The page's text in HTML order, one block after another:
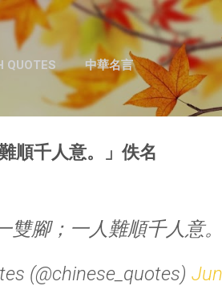
跳至主要內容
QUOTES 中華名言
順千人意。」佚名
雙腳；一人難順千人意
(@chinese_quotes)